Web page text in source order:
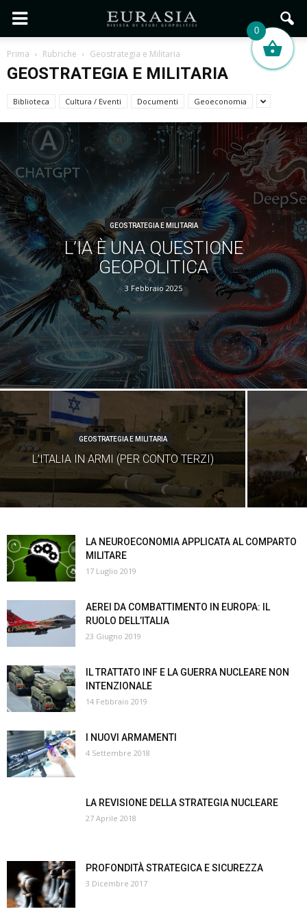
Prima Rubriche Geostrategia e Militaria
GEOSTRATEGIA E MILITARIA
Biblioteca Cultura / Eventi Documenti Geoeconomia
GEOSTRATEGIA E MILITARIA
L’IA È UNA QUESTIONE
GEOPOLITICA
3 Febbraio 2025
GEOSTRATEGIA E MILITARIA
L’ITALIA IN ARMI (PER CONTO TERZI)
LA NEUROECONOMIA APPLICATA AL COMPARTO
MILITARE
17 Luglio 2019
AEREI DA COMBATTIMENTO IN EUROPA: IL
RUOLO DELL’ITALIA
23 Giugno 2019
IL TRATTATO INF E LA GUERRA NUCLEARE NON
INTENZIONALE
14 Febbraio 2019
I NUOVI ARMAMENTI
4 Settembre 2018
LA REVISIONE DELLA STRATEGIA NUCLEARE
27 Aprile 2018
PROFONDITÀ STRATEGICA E SICUREZZA
3 Dicembre 2017
0